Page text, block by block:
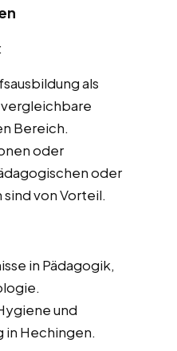
:
als
Bereich.
oder
oder
von Vorteil.
in Pädagogik,
und
in Hechingen.